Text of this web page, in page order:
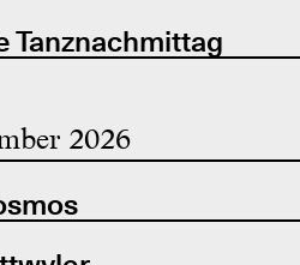
Tanznachmittag
2026